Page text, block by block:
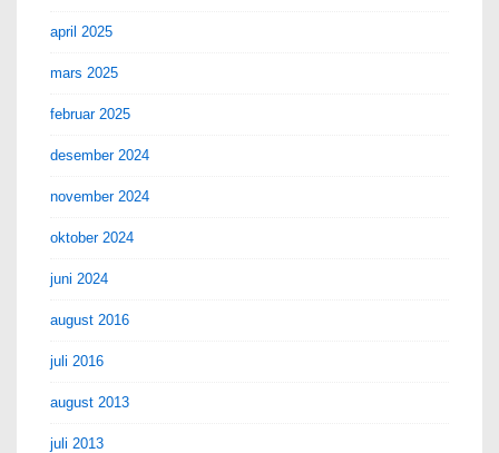
april 2025
mars 2025
februar 2025
desember 2024
november 2024
oktober 2024
juni 2024
august 2016
juli 2016
august 2013
juli 2013